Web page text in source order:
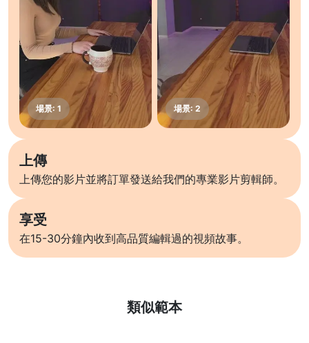
上傳
上傳您的影片並將訂單發送給我們的專業影片剪輯師。
享受
在15-30分鐘內收到高品質編輯過的視頻故事。
類似範本
了解更多